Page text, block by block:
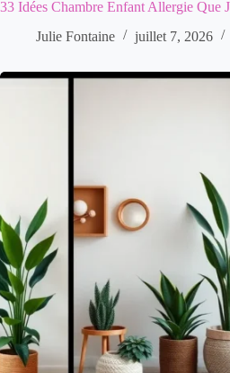
33 Idées Chambre Enfant Allergie Que
Julie Fontaine
juillet 7, 2026